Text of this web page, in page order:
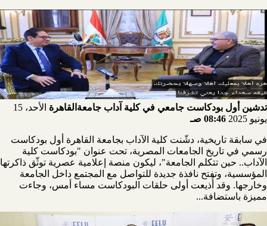
تدشين أول بودكاست جامعي في كلية آداب جامعةالقاهرة
الأحد، 15
يونيو 2025
08:46 صـ
في سابقة تاريخية، دشّنت كلية الآداب بجامعة القاهرة أول بودكاست
رسمي في تاريخ الجامعات المصرية، تحت عنوان "بودكاست كلية
الآداب.. حين تتكلم الجامعة"، ليكون منصة إعلامية عصرية توثّق ذاكرتها
المؤسسية، وتفتح نافذة جديدة للتواصل مع المجتمع داخل الجامعة
وخارجها. وقد أُذيعت أولى حلقات البودكاست مساء أمس، وجاءت
مميزة باستضافة...